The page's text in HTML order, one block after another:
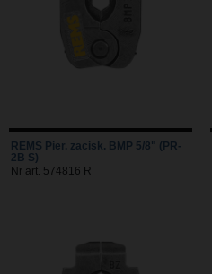
REMS Pier. zacisk. BMP 5/8" (PR-
2B S)
Nr art. 574816 R